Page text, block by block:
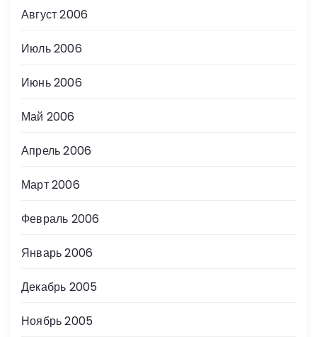
Август 2006
Июль 2006
Июнь 2006
Май 2006
Апрель 2006
Март 2006
Февраль 2006
Январь 2006
Декабрь 2005
Ноябрь 2005